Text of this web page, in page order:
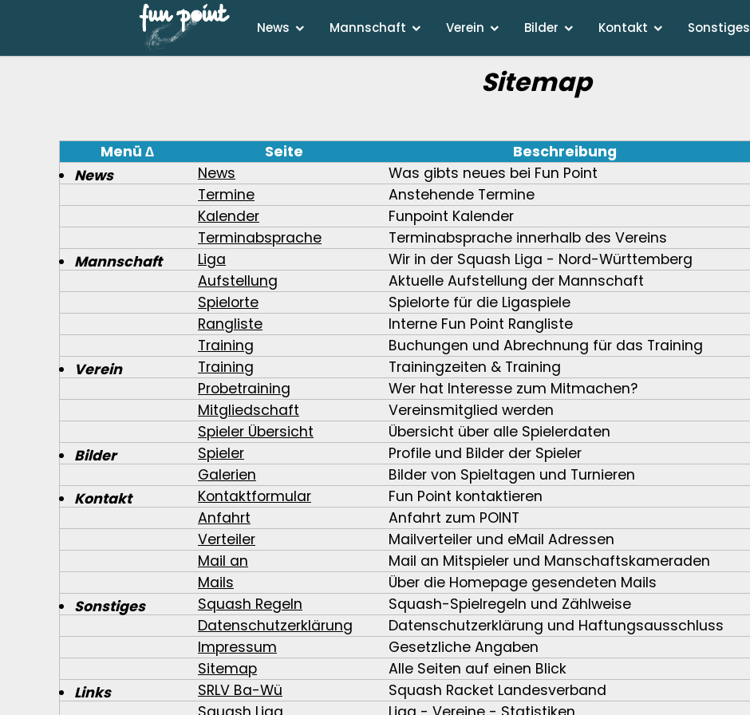
News Mannschaft Verein Bilder Kontakt Sonstiges
Sitemap
Menü ∆ Seite Beschreibung
News
News Was gibts neues bei Fun Point
Termine
Anstehende Termine
Kalender
Funpoint Kalender
Terminabsprache
Terminabsprache innerhalb des Vereins
Mannschaft
Liga Wir in der Squash Liga - Nord-Württemberg
Aufstellung
Aktuelle Aufstellung der Mannschaft
Spielorte
Spielorte für die Ligaspiele
Rangliste
Interne Fun Point Rangliste
Training
Buchungen und Abrechnung für das Training
Verein
Training Trainingzeiten & Training
Probetraining
Wer hat Interesse zum Mitmachen?
Mitgliedschaft
Vereinsmitglied werden
Spieler Übersicht
Übersicht über alle Spielerdaten
Bilder
Spieler Profile und Bilder der Spieler
Galerien
Bilder von Spieltagen und Turnieren
Kontakt
Kontaktformular Fun Point kontaktieren
Anfahrt
Anfahrt zum POINT
Verteiler
Mailverteiler und eMail Adressen
Mail an
Mail an Mitspieler und Manschaftskameraden
Mails
Über die Homepage gesendeten Mails
Sonstiges
Squash Regeln Squash-Spielregeln und Zählweise
Datenschutzerklärung
Datenschutzerklärung und Haftungsausschluss
Impressum
Gesetzliche Angaben
Sitemap
Alle Seiten auf einen Blick
Links
SRLV Ba-Wü Squash Racket Landesverband